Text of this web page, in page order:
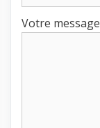
Votre message